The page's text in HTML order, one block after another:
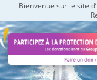
to
content
Bienvenue sur le site